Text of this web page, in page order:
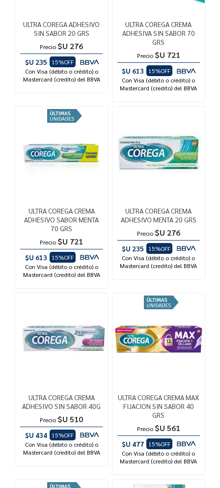
ULTRA COREGA ADHESIVO
SIN SABOR 20 GRS
Precio $U 276
$U 235
15%OFF
Con Visa (débito o crédito) o
Mastercard (credito) del BBVA
ULTRA COREGA CREMA
ADHESIVA SIN SABOR 70
GRS
Precio $U 721
$U 613
15%OFF
Con Visa (débito o crédito) o
Mastercard (credito) del BBVA
ULTRA COREGA CREMA
ADHESIVO SABOR MENTA
70 GRS
Precio $U 721
$U 613
15%OFF
Con Visa (débito o crédito) o
Mastercard (credito) del BBVA
ULTRA COREGA CREMA
ADHESIVO MENTA 20 GRS
Precio $U 276
$U 235
15%OFF
Con Visa (débito o crédito) o
Mastercard (credito) del BBVA
ULTRA COREGA CREMA
ADHESIVO SIN SABOR 40G
Precio $U 510
$U 434
15%OFF
Con Visa (débito o crédito) o
Mastercard (credito) del BBVA
ULTRA COREGA CREMA MAX
FIJACION SIN SABOR 40
GRS
Precio $U 561
$U 477
15%OFF
Con Visa (débito o crédito) o
Mastercard (credito) del BBVA